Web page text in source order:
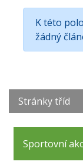
K této
žádný
Stránky tříd
Sportovní